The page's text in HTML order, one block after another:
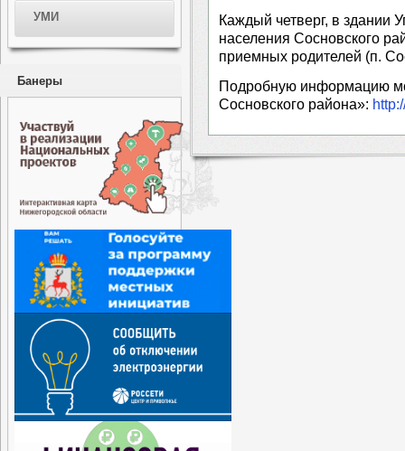
УМИ
Банеры
Каждый четверг, в здании
населения Сосновского
приемных родителей (п.
Подробную информацию
Сосновского района»: